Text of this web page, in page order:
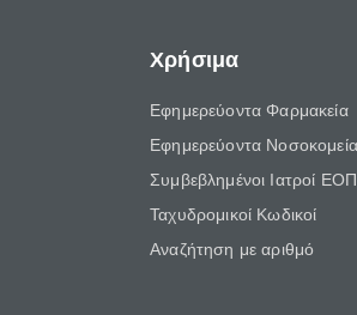
Χρήσιμα
Εφημερεύοντα Φαρμακεία
Εφημερεύοντα Νοσοκομεία
Συμβεβλημένοι Ιατροί
Ταχυδρομικοί Κωδικοί
Αναζήτηση με αριθμό